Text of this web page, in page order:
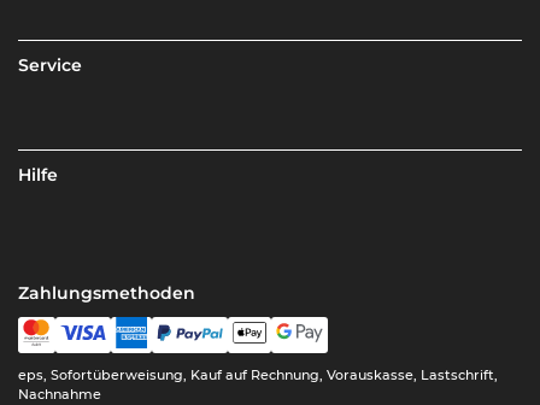
Service
Hilfe
Zahlungsmethoden
eps, Sofortüberweisung, Kauf auf Rechnung, Vorauskasse, Lastschrift,
Nachnahme